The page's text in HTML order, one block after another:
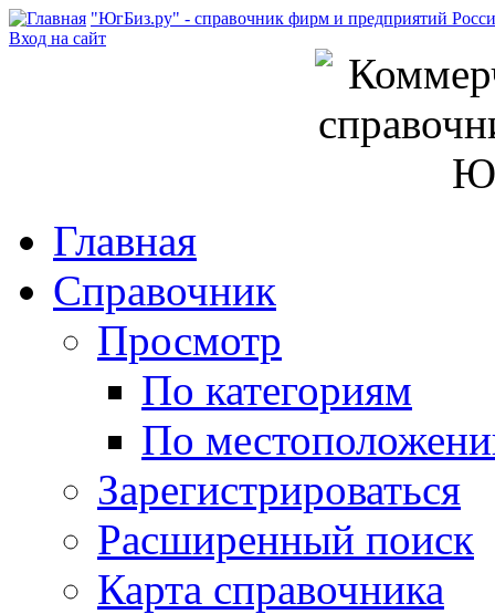
"ЮгБиз.ру" - справочник фирм и предприятий
Вход на сайт
Главная
Справочник
Просмотр
По категориям
По
Зарегистрироваться
Расширенный поиск
Карта справочника